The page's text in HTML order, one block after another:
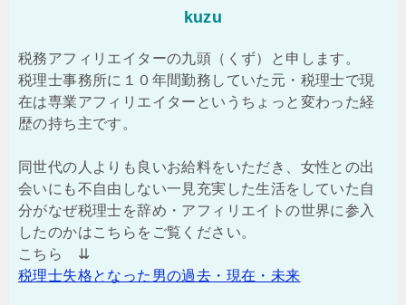
kuzu
税務アフィリエイターの九頭（くず）と申します。
税理士事務所に１０年間勤務していた元・税理士で現
在は専業アフィリエイターというちょっと変わった経
歴の持ち主です。
同世代の人よりも良いお給料をいただき、女性との出
会いにも不自由しない一見充実した生活をしていた自
分がなぜ税理士を辞め・アフィリエイトの世界に参入
したのかはこちらをご覧ください。
こちら ⇊
税理士失格となった男の過去・現在・未来